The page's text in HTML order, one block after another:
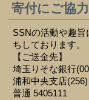
寄付にご協
SSNの活動や趣
ちしております。
【ご送金先】
埼玉りそな銀行
浦和中央支店(256)
普通 5405111